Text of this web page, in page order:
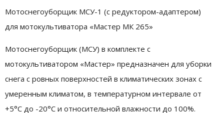
Мотоснегоуборщик МСУ-1 (с редуктором-адаптером)
для мотокультиватора «Мастер МК 265»
Мотоснегоуборщик (МСУ) в комплекте с
мотокультиватором «Мастер» предназначен для уборки
снега с ровных поверхностей в климатических зонах с
умеренным климатом, в температурном интервале от
+5°С до -20°С и относительной влажности до 100%.